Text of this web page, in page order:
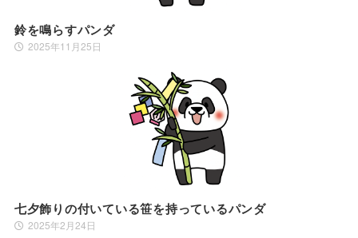
鈴を鳴らすパンダ
2025年11月25日
七夕飾りの付いている笹を持っているパンダ
2025年2月24日